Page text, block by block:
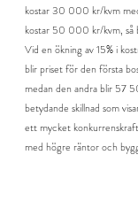
kostar 30 000 kr/kvm
kostar 50 000 kr/kvm, så
Vid en ökning av 15% i
blir priset för den första
medan den andra blir 57
betydande skillnad som
ett mycket
med högre räntor och